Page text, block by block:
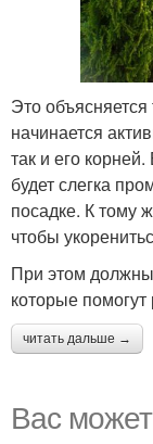
Это
начинается
так и его
будет слегка
посадке. К тому
чтобы
При этом
которые
читать дальше →
Вас